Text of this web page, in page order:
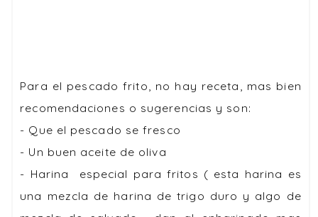
Para el pescado frito, no hay receta, mas bien
recomendaciones o sugerencias y son:
- Que el pescado se fresco
- Un buen aceite de oliva
- Harina especial para fritos ( esta harina es
una mezcla de harina de trigo duro y algo de